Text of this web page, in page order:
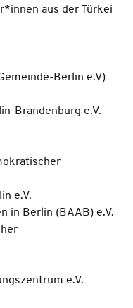
aus der Türkei
Berlin e.V)
Brandenburg e.V.
e.V.
in Berlin (BAAB) e.V.
e.V.